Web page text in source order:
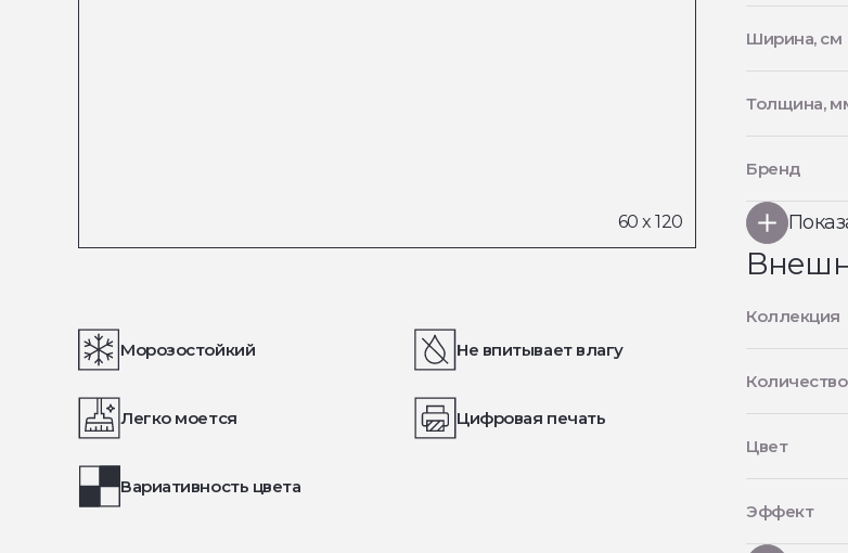
Морозостойкий Не впитывает влагу
Легко моется Цифровая печать
Вариативность цвета
Ширина, см
Толщина,
Бренд
Коллекция
Цвет
Эффект